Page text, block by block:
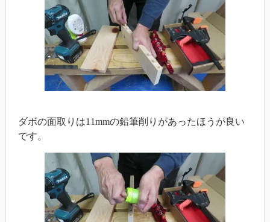
ダボの面取りは11mmの鉛筆削りがあったほうが良い
です。